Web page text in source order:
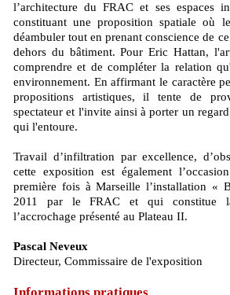
l’architecture du FRAC et ses espaces
constituant une proposition spatiale où
déambuler tout en prenant conscience de
dehors du bâtiment. Pour Eric Hattan,
comprendre et de compléter la relation
environnement. En affirmant le caractère
propositions artistiques, il tente de
spectateur et l'invite ainsi à porter un
qui l'entoure.
Travail d’infiltration par excellence,
cette exposition est également
première fois à Marseille l’installation «
2011 par le FRAC et qui constitue
l’accrochage présenté au Plateau II.
Pascal Neveux
Directeur, Commissaire de l'exposition